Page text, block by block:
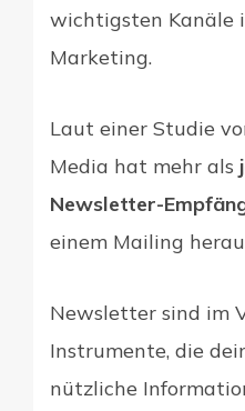
wichtigsten Kanäle
Marketing.
Laut einer Studie
Media hat mehr als
Newsletter-
einem Mailing
Newsletter sind im
Instrumente, die
nützliche